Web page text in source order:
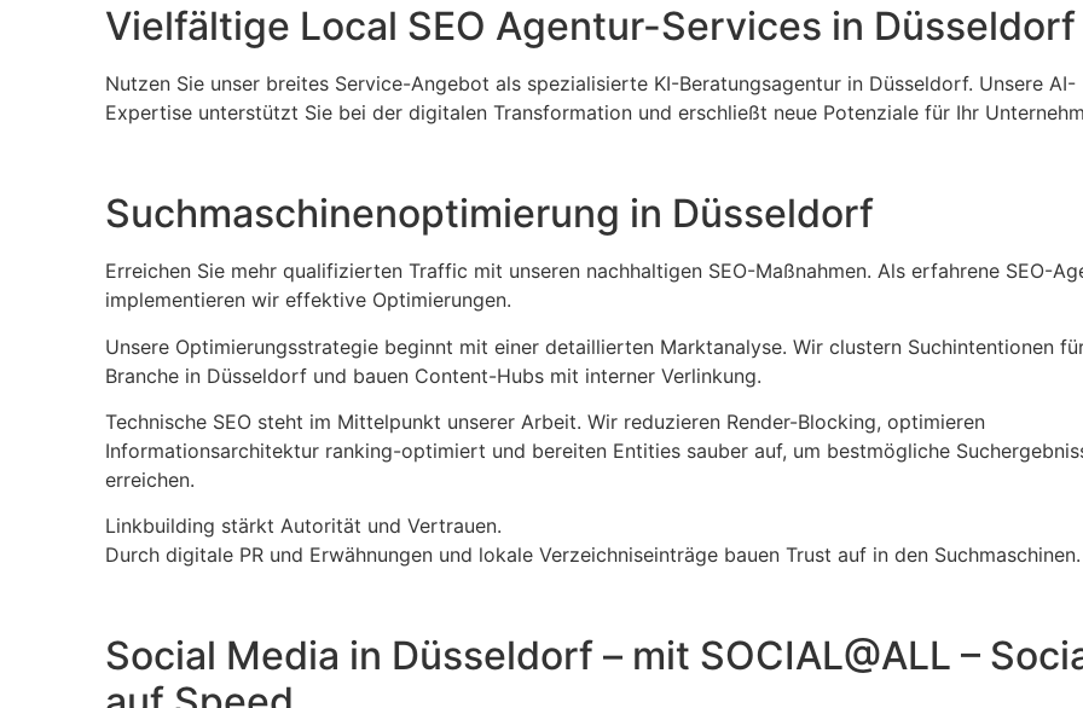
Vielfältige Local SEO Agentur-Services in Düsseldorf
Nutzen Sie unser breites Service-Angebot als spezialisierte KI-Beratungsagentur in Düsseldorf. Unsere AI-
Expertise unterstützt Sie bei der digitalen Transformation und erschließt neue Potenziale für Ihr
Suchmaschinenoptimierung in Düsseldorf
Erreichen Sie mehr qualifizierten Traffic mit unseren nachhaltigen SEO-Maßnahmen. Als erfahrene SEO-
implementieren wir effektive Optimierungen.
Unsere Optimierungsstrategie beginnt mit einer detaillierten Marktanalyse. Wir clustern Suchintentionen
Branche in Düsseldorf und bauen Content-Hubs mit interner Verlinkung.
Technische SEO steht im Mittelpunkt unserer Arbeit. Wir reduzieren Render-Blocking, optimieren
Informationsarchitektur ranking-optimiert und bereiten Entities sauber auf, um bestmögliche
erreichen.
Linkbuilding stärkt Autorität und Vertrauen.
Durch digitale PR und Erwähnungen und lokale Verzeichniseinträge bauen Trust auf in den Suchmaschinen.
Social Media in Düsseldorf – mit SOCIAL@ALL –